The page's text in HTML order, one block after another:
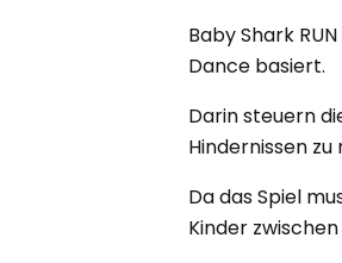
Baby Shark
Dance basiert.
Darin steuern
Hindernissen zu
Da das Spiel
Kinder